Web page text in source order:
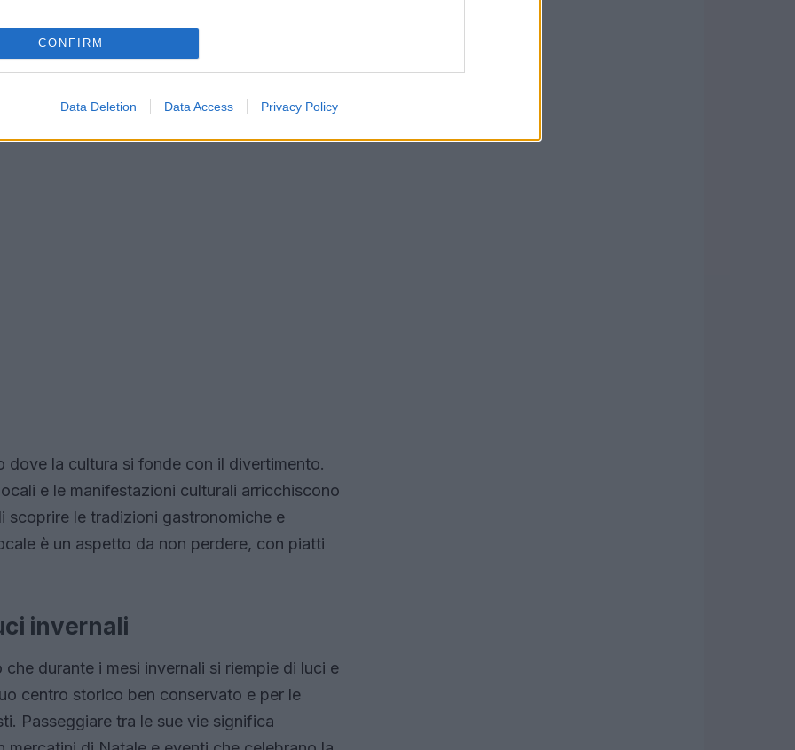
CONFIRM
Data Deletion Data Access Privacy Policy
le attività invernali offrono un perfetto
dove la cultura si fonde con il divertimento.
e le manifestazioni culturali arricchiscono
scoprire le tradizioni gastronomiche e
è un aspetto da non perdere, con piatti
invernali
che durante i mesi invernali si riempie di luci e
centro storico ben conservato e per le
Passeggiare tra le sue vie significa